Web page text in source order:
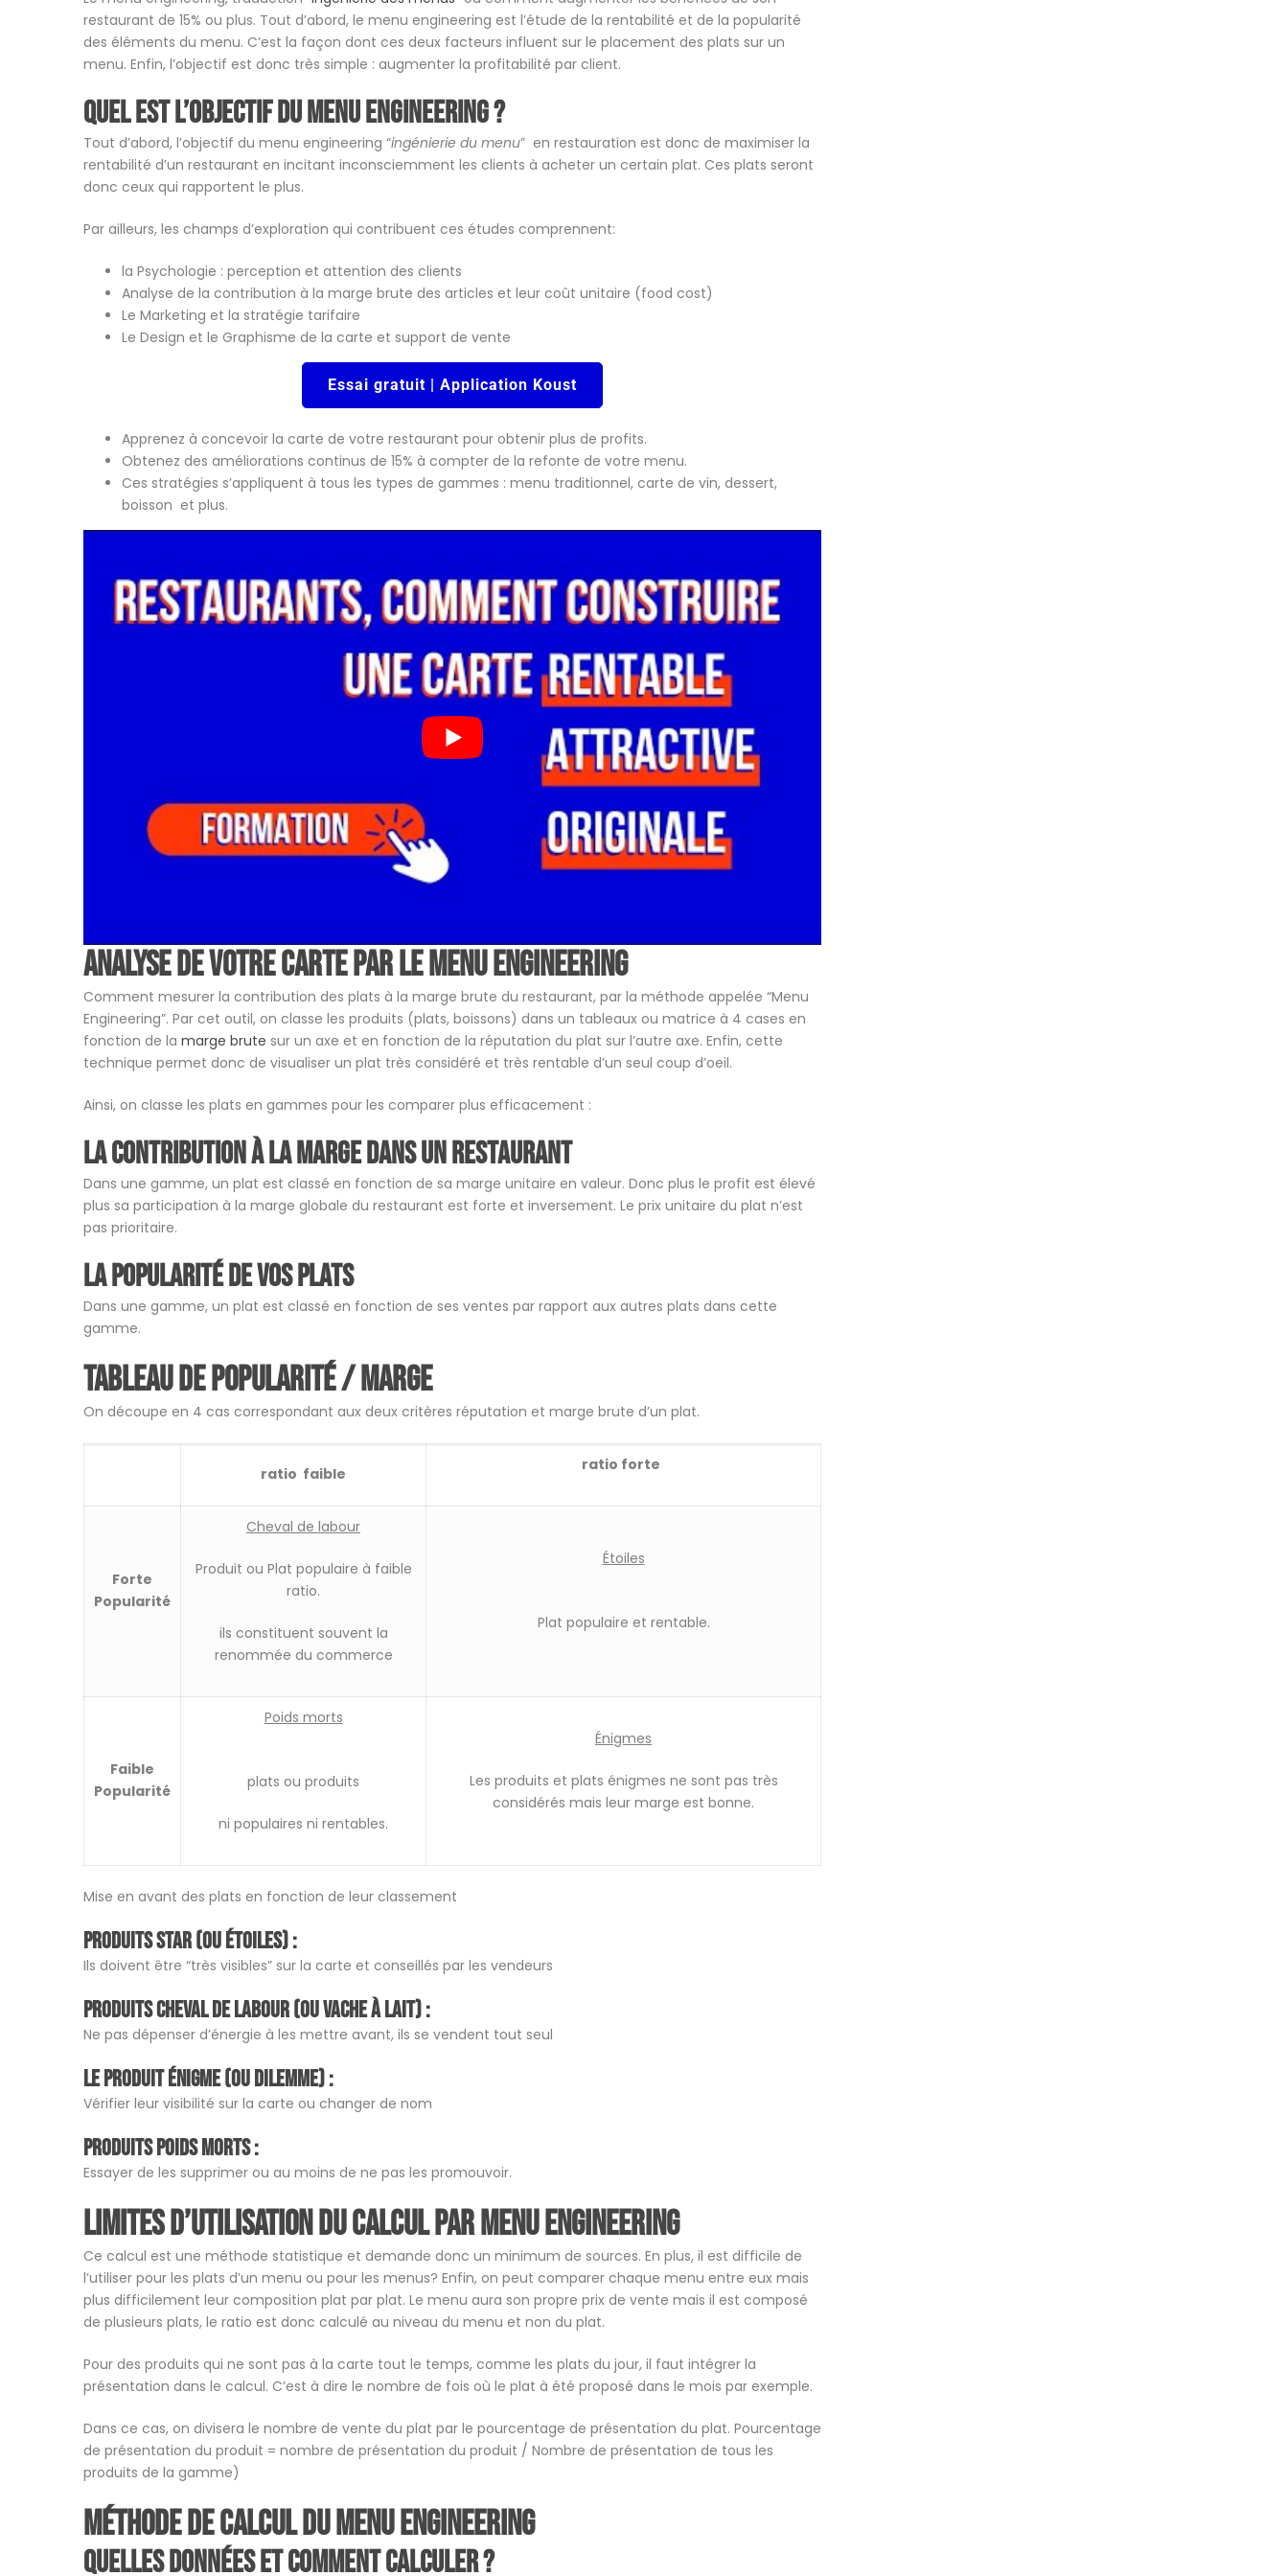
restaurant de 15% ou plus. Tout d’abord, le menu engineering est l’étude de la rentabilité et de la popularité
des éléments du menu. C’est la façon dont ces deux facteurs influent sur le placement des plats sur un
menu. Enfin, l’objectif est donc très simple : augmenter la profitabilité par client.
Quel est l’objectif du menu engineering ?
Tout d’abord, l’objectif du menu engineering “ingénierie du menu” en restauration est donc de maximiser la
rentabilité d’un restaurant en incitant inconsciemment les clients à acheter un certain plat. Ces plats seront
donc ceux qui rapportent le plus.
Par ailleurs, les champs d’exploration qui contribuent ces études comprennent:
la Psychologie : perception et attention des clients
Analyse de la contribution à la marge brute des articles et leur coût unitaire (food cost)
Le Marketing et la stratégie tarifaire
Le Design et le Graphisme de la carte et support de vente
Essai gratuit | Application Koust
Apprenez à concevoir la carte de votre restaurant pour obtenir plus de profits.
Obtenez des améliorations continus de 15% à compter de la refonte de votre menu.
Ces stratégies s’appliquent à tous les types de gammes : menu traditionnel, carte de vin, dessert,
boisson et plus.
Analyse de votre carte par le Menu engineering
Comment mesurer la contribution des plats à la marge brute du restaurant, par la méthode appelée “Menu
Engineering”. Par cet outil, on classe les produits (plats, boissons) dans un tableaux ou matrice à 4 cases en
fonction de la marge brute sur un axe et en fonction de la réputation du plat sur l’autre axe. Enfin, cette
technique permet donc de visualiser un plat très considéré et très rentable d’un seul coup d’oeil.
Ainsi, on classe les plats en gammes pour les comparer plus efficacement :
La contribution à la marge dans un restaurant
Dans une gamme, un plat est classé en fonction de sa marge unitaire en valeur. Donc plus le profit est élevé
plus sa participation à la marge globale du restaurant est forte et inversement. Le prix unitaire du plat n’est
pas prioritaire.
La popularité de vos plats
Dans une gamme, un plat est classé en fonction de ses ventes par rapport aux autres plats dans cette
gamme.
Tableau de popularité / Marge
On découpe en 4 cas correspondant aux deux critères réputation et marge brute d’un plat.
ratio faible ratio forte
Forte
Popularité
Cheval de labour
Produit ou Plat populaire à faible
ratio.
ils constituent souvent la
renommée du commerce
Étoiles
Plat populaire et rentable.
Faible
Popularité
Poids morts
plats ou produits
ni populaires ni rentables.
Énigmes
Les produits et plats énigmes ne sont pas très
considérés mais leur marge est bonne.
Mise en avant des plats en fonction de leur classement
Produits Star (ou Étoiles) :
Ils doivent être “très visibles” sur la carte et conseillés par les vendeurs
Produits Cheval de labour (ou vache à lait) :
Ne pas dépenser d’énergie à les mettre avant, ils se vendent tout seul
Le Produit Énigme (ou dilemme) :
Vérifier leur visibilité sur la carte ou changer de nom
Produits Poids morts :
Essayer de les supprimer ou au moins de ne pas les promouvoir.
Limites d’utilisation du calcul par menu engineering
Ce calcul est une méthode statistique et demande donc un minimum de sources. En plus, il est difficile de
l’utiliser pour les plats d’un menu ou pour les menus? Enfin, on peut comparer chaque menu entre eux mais
plus difficilement leur composition plat par plat. Le menu aura son propre prix de vente mais il est composé
de plusieurs plats, le ratio est donc calculé au niveau du menu et non du plat.
Pour des produits qui ne sont pas à la carte tout le temps, comme les plats du jour, il faut intégrer la
présentation dans le calcul. C’est à dire le nombre de fois où le plat à été proposé dans le mois par exemple.
Dans ce cas, on divisera le nombre de vente du plat par le pourcentage de présentation du plat. Pourcentage
de présentation du produit = nombre de présentation du produit / Nombre de présentation de tous les
produits de la gamme)
Méthode de calcul du menu engineering
Quelles données et comment calculer ?